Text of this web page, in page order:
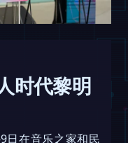
时代黎明
日在音乐之家和民